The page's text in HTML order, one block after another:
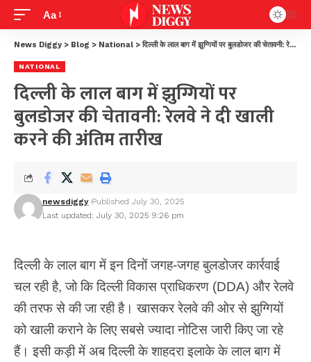
Aa
News Diggy > Blog > National > दिल्ली के लाल बाग में झुग्गियों पर बुलडोजर की चेतावनी: रेलवे ने दी खाली करने की अंतिम तारीख
NATIONAL
दिल्ली के लाल बाग में झुग्गियों पर
बुलडोजर की चेतावनी: रेलवे ने दी खाली
करने की अंतिम तारीख
Last updated: July 30, 2025 9:26 pm
newsdiggy Published July 30, 2025
दिल्ली के लाल बाग में इन दिनों जगह-जगह बुलडोजर कार्रवाई
चल रही है, जो कि दिल्ली विकास प्राधिकरण (DDA) और रेलवे
की तरफ से की जा रही है। खासकर रेलवे की ओर से झुग्गियों
को खाली कराने के लिए सबसे ज्यादा नोटिस जारी किए जा रहे
हैं। इसी कड़ी में अब दिल्ली के शाहदरा इलाके के लाल बाग में